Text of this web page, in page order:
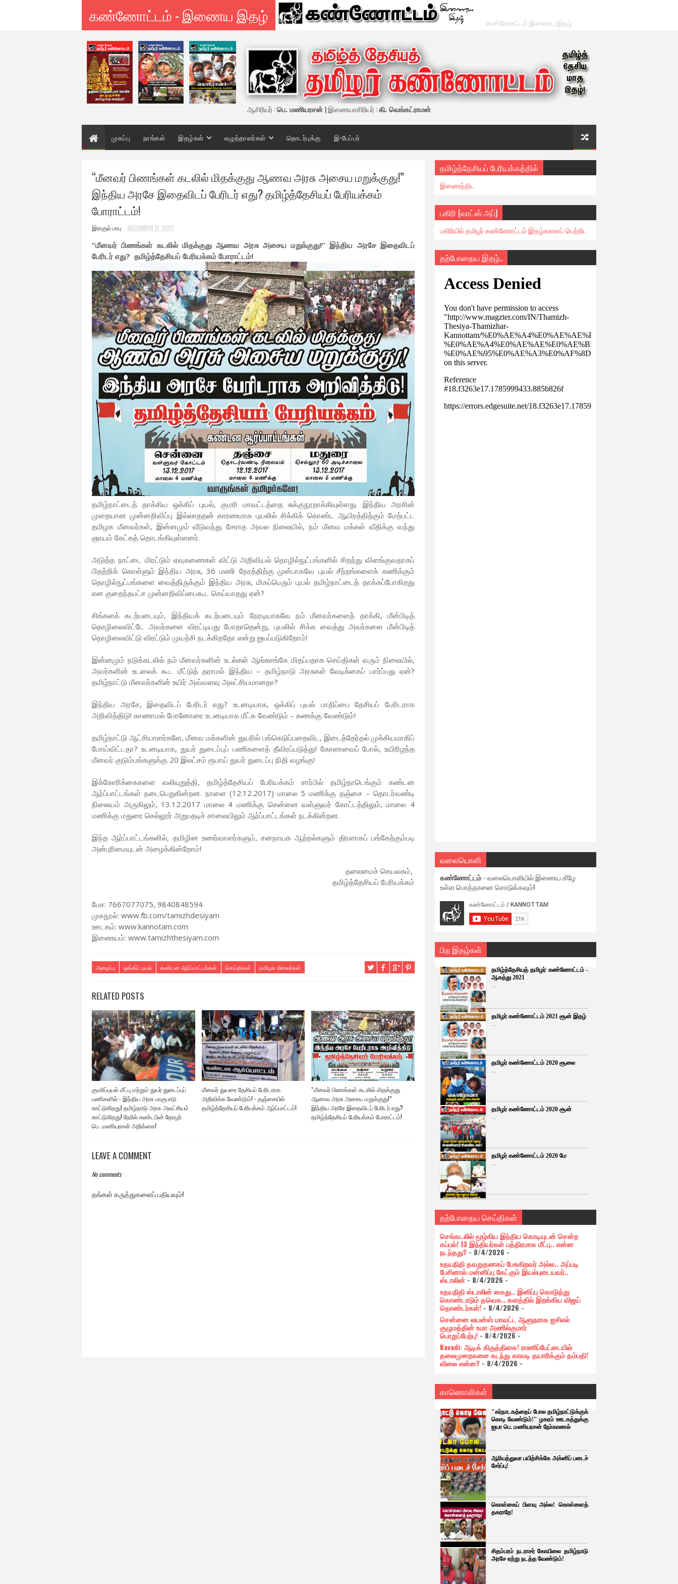
கண்ணோட்டம் - இணைய இதழ் கண்ணோட்டம் இணைய இதழ்
ஆசிரியர் :பெ. மணியரசன் | இணையாசிரியர் :கி. வெங்கட்ராமன்
முகப்பு நாங்கள் இதழ்கள் எழுத்தாளர்கள் தொடர்புக்கு இ-பேப்பர்
“மீனவர் பிணங்கள் கடலில் மிதக்குது ஆணவ அரசு அசைய மறுக்குது!”
இந்திய அரசே இதைவிடப் பேரிடர் எது? தமிழ்த்தேசியப் பேரியக்கம்
போராட்டம்!
இராகுல் பாபு DECEMBER 11, 2017
“மீனவர் பிணங்கள் கடலில் மிதக்குது ஆணவ அரசு அசைய மறுக்குது!” இந்திய அரசே இதைவிடப்
பேரிடர் எது? தமிழ்த்தேசியப் பேரியக்கம் போராட்டம்!
தமிழ்நாட்டைத் தாக்கிய ஒக்கிப் புயல், குமரி மாவட்டத்தை சுக்குநூறாக்கியுள்ளது. இந்திய அரசின்
முறையான முன்னறிவிப்பு இல்லாததன் காரணமாக புயலில் சிக்கிக் கொண்ட ஆயிரத்திற்கும் மேற்பட்ட
தமிழக மீனவர்கள், இன்னமும் வீடுவந்து சேராத அவல நிலையில், நம் மீனவ மக்கள் வீதிக்கு வந்து
ஞாயம் கேட்கத் தொடங்கியுள்ளனர்.
அடுத்த நாட்டை மிரட்டும் ஏவுகணைகள் விட்டு அறிவியல் தொழில்நுட்பங்களில் சிறந்து விளங்குவதாகப்
பிதற்றிக் கொள்ளும் இந்திய அரசு, 36 மணி நேரத்திற்கு முன்பாகவே புயல் சீற்றங்களைக் கணிக்கும்
தொழில்நுட்பங்களை வைத்திருக்கும் இந்திய அரசு, மிகப்பெரும் புயல் தமிழ்நாட்டைத் தாக்கப்போகிறது
என குறைந்தபட்ச முன்னறிவிப்பைகூட செய்யாதது ஏன்?
சிங்களக் கடற்படையும், இந்தியக் கடற்படையும் நேரடியாகவே நம் மீனவர்களைத் தாக்கி, மீன்பிடித்
தொழிலைவிட்டே அவர்களை விரட்டியது போதாதென்று, புயலில் சிக்க வைத்து அவர்களை மீன்பிடித்
தொழிலைவிட்டு விரட்டும் முயற்சி நடக்கிறதோ என்று ஐயப்படுகிறோம்!
இன்னமும் நடுக்கடலில் நம் மீனவர்களின் உடல்கள் ஆங்காங்கே மிதப்பதாக செய்திகள் வரும் நிலையில்,
அவர்களின் உடலைக் கூட மீட்டுத் தராமல் இந்திய – தமிழ்நாடு அரசுகள் வேடிக்கைப் பார்ப்பது ஏன்?
தமிழ்நாட்டு மீனவர்களின் உயிர் அவ்வளவு அலட்சியமானதா?
இந்திய அரசே, இதைவிடப் பேரிடர் எது? உடனடியாக, ஒக்கிப் புயல் பாதிப்பை தேசியப் பேரிடராக
அறிவித்திடு! காணாமல் போனோரை உடனடியாக மீட்க வேண்டும் – கணக்கு வேண்டும்!
தமிழ்நாட்டு ஆட்சியாளர்களே, மீனவ மக்களின் துயரில் பங்கெடுப்பதைவிட, இடைத்தேர்தல் முக்கியமாகிப்
போய்விட்டதா? உடனடியாக, துயர் துடைப்புப் பணிகளைத் தீவிரப்படுத்து! கேரளாவைப் போல், உயிரிழந்த
மீனவர் குடும்பங்களுக்கு 20 இலட்சம் ரூபாய் துயர் துடைப்பு நிதி வழங்கு!
இக்கோரிக்கைகளை வலியுறுத்தி, தமிழ்த்தேசியப் பேரியக்கம் சார்பில் தமிழ்நாடெங்கும் கண்டன
ஆர்ப்பாட்டங்கள் நடைபெறுகின்றன. நாளை (12.12.2017) மாலை 5 மணிக்கு தஞ்சை – தொடர்வண்டி
நிலையம் அருகிலும், 13.12.2017 மாலை 4 மணிக்கு சென்னை வள்ளுவர் கோட்டத்திலும், மாலை 4
மணிக்கு மதுரை செல்லூர் அறுபதடிச் சாலையிலும் ஆர்ப்பாட்டங்கள் நடக்கின்றன.
இந்த ஆர்ப்பாட்டங்களில், தமிழின உணர்வாளர்களும், சனநாயக ஆற்றல்களும் திரளாகப் பங்கேற்கும்படி
அன்புரிமையுடன் அழைக்கின்றோம்!
தலைமைச் செயலகம்,
தமிழ்த்தேசியப் பேரியக்கம்
பேச: 7667077075, 9840848594
முகநூல்: www.fb.com/tamizhdesiyam
ஊடகம்: www.kannotam.com
இணையம்: www.tamizhthesiyam.com
அழைப்பு ஒக்கிப் புயல் கண்டன ஆர்ப்பாட்டங்கள் செய்திகள் தமிழக மீனவர்கள்
RELATED POSTS
குமரிப்புயல் மீட்பு மற்றும் துயர் துடைப்புப்
பணிகளில் - இந்திய அரசு பாகுபாடு
காட்டுகிறது! தமிழ்நாடு அரசு அலட்சியம்
காட்டுகிறது! நேரில் கண்டபின் தோழர்
பெ. மணியரசன் அறிக்கை!
மீனவர் துயரை தேசியப் பேரிடராக
அறிவிக்க வேண்டும்! - தஞ்சையில்
தமிழ்த்தேசியப் பேரியக்கம் ஆர்ப்பாட்டம்!
“மீனவர் பிணங்கள் கடலில் மிதக்குது
ஆணவ அரசு அசைய மறுக்குது!”
இந்திய அரசே இதைவிடப் பேரிடர் எது?
தமிழ்த்தேசியப் பேரியக்கம் போராட்டம்!
LEAVE A COMMENT
No comments
தங்கள் கருத்துகளைப் பதியவும்!
தமிழ்த்தேசியப் பேரியக்கத்தில்
இணைந்திட
பகிரி (வாட்ஸ் அப்)
பகிரியில் தமிழர் கண்ணோட்டம் இதழ்களைப் பெற்றிட
தற்போதைய இதழ்..
வலையொளி
கண்ணோட்டம் - வலையொளியில் இணைய கீழே
உள்ள பொத்தானை சொடுக்கவும்!
பிற இதழ்கள்
தமிழ்த்தேசியத் தமிழர் கண்ணோட்டம் -
ஆகத்து 2021
...
தமிழர் கண்ணோட்டம் 2021 சூன் இதழ்
...
தமிழர் கண்ணோட்டம் 2020 சூலை
...
தமிழர் கண்ணோட்டம் 2020 சூன்
...
தமிழர் கண்ணோட்டம் 2020 மே
...
தற்போதைய செய்திகள்
செங்கடலில் மூழ்கிய இந்திய கொடியுடன் சென்ற
கப்பல்! 13 இந்தியர்கள் பத்திரமாக மீட்பு.. என்ன
நடந்தது? - 8/4/2026 -
உதயநிதி தவறுதலாகப் பேசுகிறவர் அல்ல.. அப்படி
பேசினால் மன்னிப்பு கேட்கும் இயல்புடையவர்..
ஸ்டாலின் - 8/4/2026 -
உதயநிதி ஸ்டாலின் கைது.. இனிப்பு கொடுத்து
கொண்டாடும் தவெக.. களத்தில் இறங்கிய விஜய்
தொண்டர்கள்!- 8/4/2026-
சென்னை லயன்ஸ் மாவட்ட ஆளுநராக ஐசிஎல்
குழுமத்தின் உமா அணில்குமார்
பொறுப்பேற்பு! - 8/4/2026 -
Kavadi: ஆடிக் கிருத்திகை! ராணிப்பேட்டையில்
தலைமுறைகளை கடந்து காவடி தயாரிக்கும் தம்பதி!
விலை என்ன? - 8/4/2026 -
காணொலிகள்
"கர்நாடகத்தைப் போல தமிழ்நாட்டுக்குக்
கொடி வேண்டும்!" ழகரம் ஊடகத்துக்கு
ஐயா பெ. மணியரசன் நோ்காணல்
ஆரியத்துவா பயிற்சிக்கே அக்னிப் படைச்
சேர்ப்பு!
கொள்கைப் பிளவு அல்ல! கொள்ளைத்
தகராறே!
சிதம்பரம் நடராசர் கோயிலை தமிழ்நாடு
அரசே ஏற்று நடத்த வேண்டும்!